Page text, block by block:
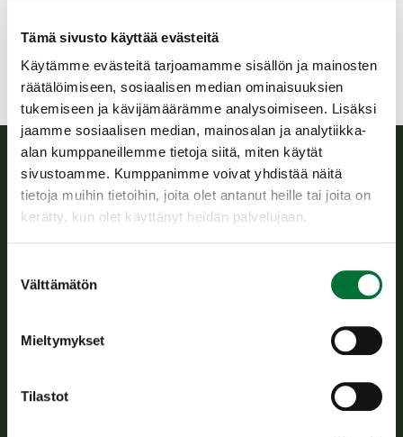
Tämä sivusto käyttää evästeitä
Käytämme evästeitä tarjoamamme sisällön ja mainosten
räätälöimiseen, sosiaalisen median ominaisuuksien
tukemiseen ja kävijämäärämme analysoimiseen. Lisäksi
jaamme sosiaalisen median, mainosalan ja analytiikka-
alan kumppaneillemme tietoja siitä, miten käytät
sivustoamme. Kumppanimme voivat yhdistää näitä
tietoja muihin tietoihin, joita olet antanut heille tai joita on
kerätty, kun olet käyttänyt heidän palvelujaan.
valinta
Välttämätön
Mieltymykset
Tilastot
Suomen riistakeskus
toimeenpanosta sekä vastaa sille säädetyistä julkisista
hallintotehtävistä.